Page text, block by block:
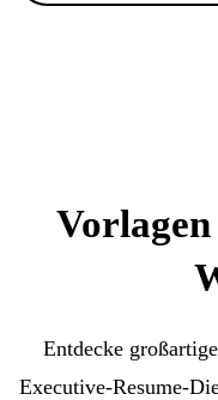
Entdecke
Executive-Resume-